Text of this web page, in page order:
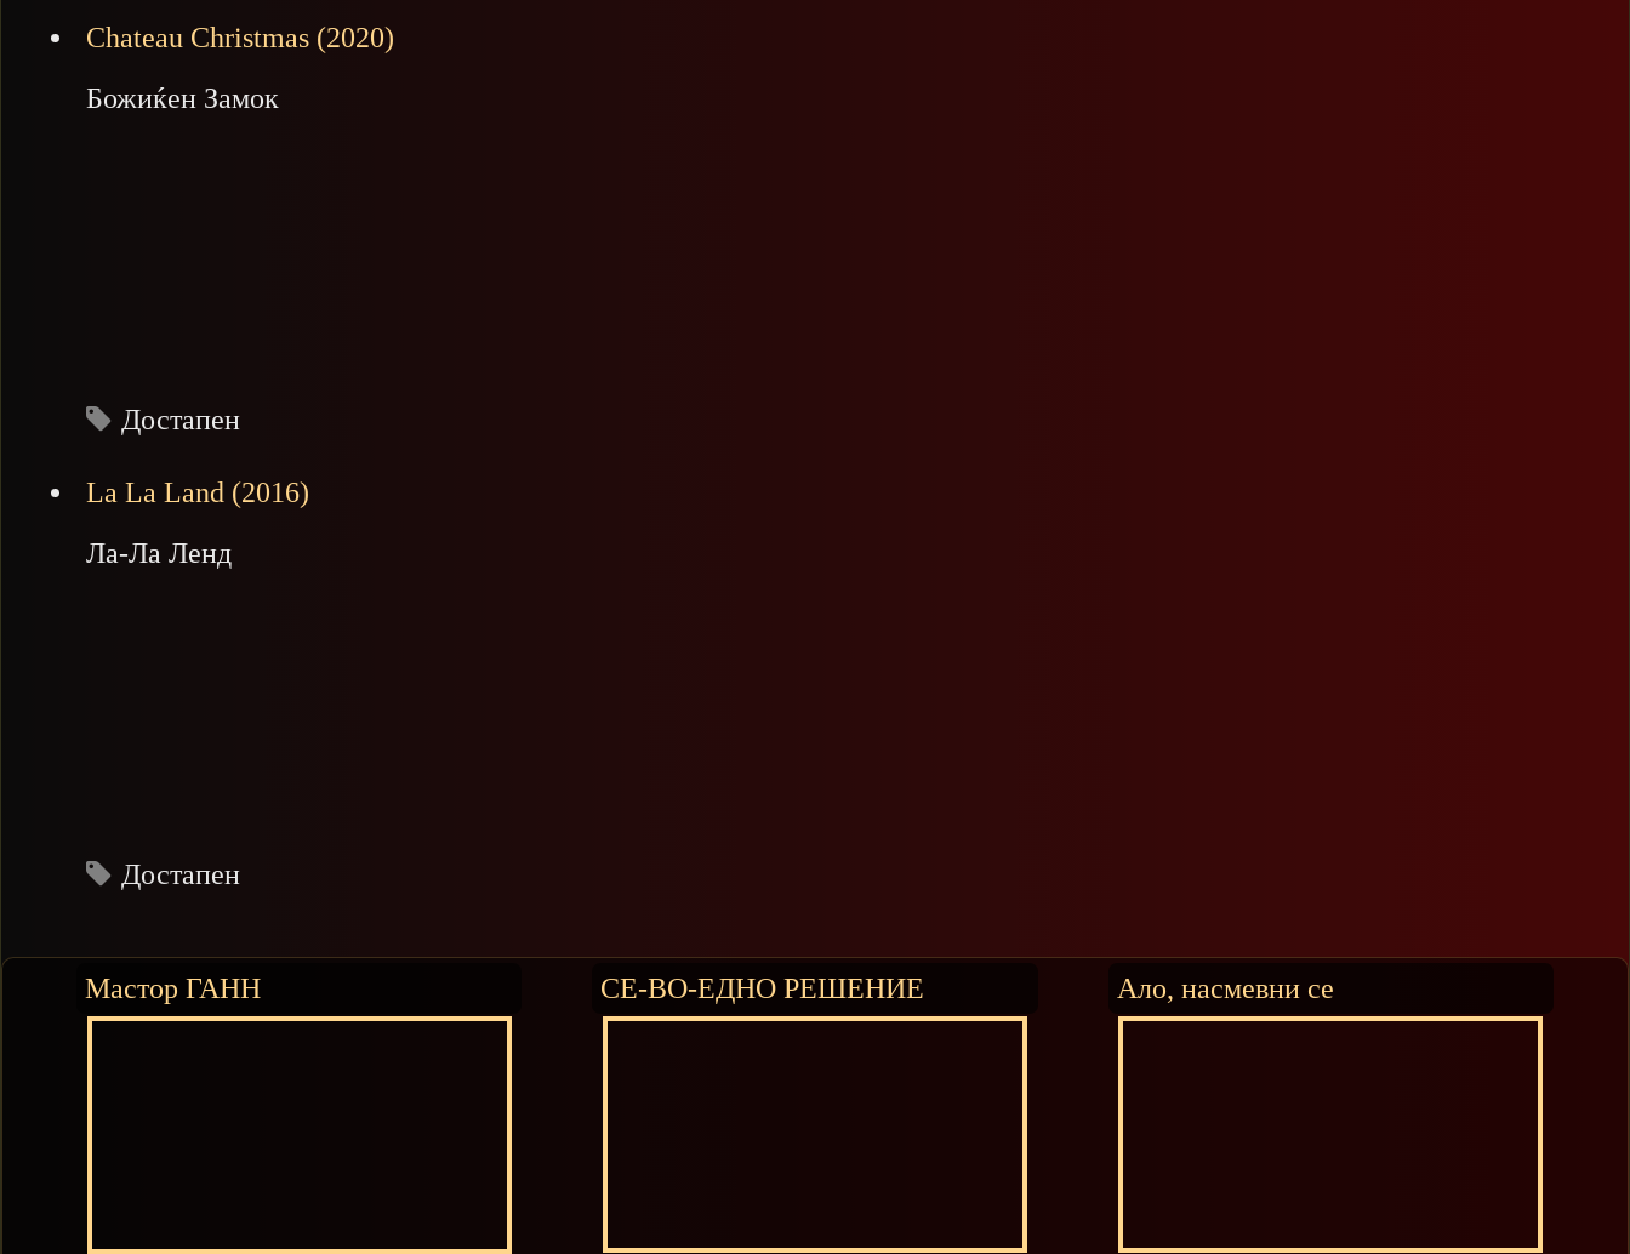
Chateau Christmas (2020)
Божиќен Замок
Достапен
La La Land (2016)
Ла-Ла Ленд
Достапен
Мастор ГАНН СЕ-ВО-ЕДНО РЕШЕНИЕ Ало, насмевни се